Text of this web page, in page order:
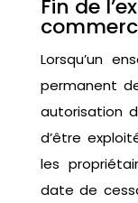
Fin de
Lorsqu’un
permanent
autorisation
d’être
les
date de